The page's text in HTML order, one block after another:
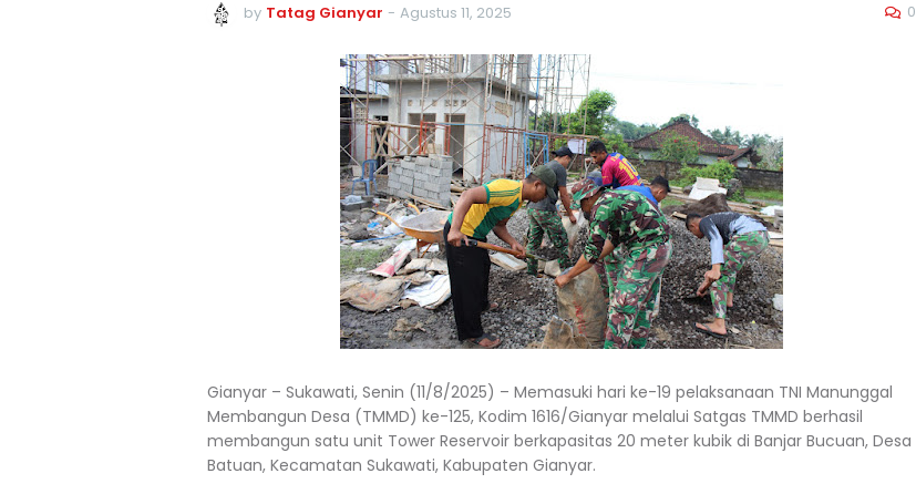
by Tatag Gianyar - Agustus 11, 2025 0
Gianyar – Sukawati, Senin (11/8/2025) – Memasuki hari ke-19 pelaksanaan TNI Manunggal
Membangun Desa (TMMD) ke-125, Kodim 1616/Gianyar melalui Satgas TMMD berhasil
membangun satu unit Tower Reservoir berkapasitas 20 meter kubik di Banjar Bucuan, Desa
Batuan, Kecamatan Sukawati, Kabupaten Gianyar.